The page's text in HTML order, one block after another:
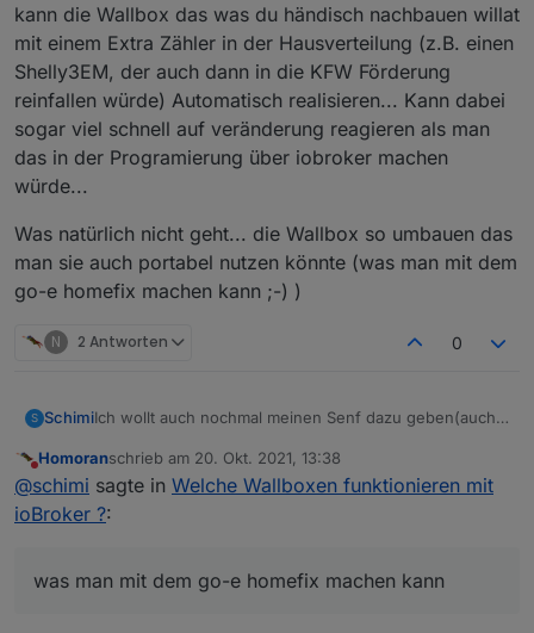
kann die Wallbox das was du händisch nachbauen willat
mit einem Extra Zähler in der Hausverteilung (z.B. einen
Shelly3EM, der auch dann in die KFW Förderung
reinfallen würde) Automatisch realisieren... Kann dabei
sogar viel schnell auf veränderung reagieren als man
das in der Programierung über iobroker machen
würde...
Was natürlich nicht geht... die Wallbox so umbauen das
man sie auch portabel nutzen könnte (was man mit dem
go-e homefix machen kann ;-) )
N 2 Antworten 0
S SchimiIch wollt auch nochmal meinen Senf dazu geben(auch
Das hättest du auch alles mit der cfos Wallbox machen
können...
Modbus register:
kabel nicht angeschlossen
Nicht stören
Homoranschrieb am 20. Okt. 2021, 13:38
zuletzt editiert von
@schimi sagte in Welche Wallboxen funktionieren mit
ioBroker ?:
was man mit dem go-e homefix machen kann